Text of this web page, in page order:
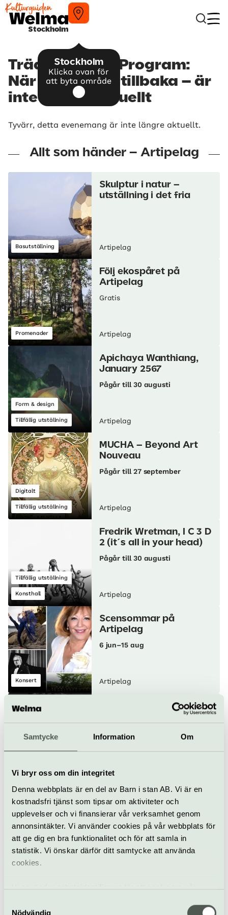
Samtycke Information Om
Vi bryr oss om din integritet
Denna webbplats är en del av Barn i stan AB. Vi är en
kostnadsfri tjänst som tipsar om aktiviteter och
upplevelser och vi finansierar vår verksamhet genom
annonsintäkter. Vi använder cookies på vår webbplats för
att ge dig en bra funktionalitet och för att samla in
statistik. Vi önskar därför ditt samtycke att använda
cookies.
Vi använder enhetsidentifierare för att analysera vår
samt tillhandahålla funktioner för sociala medier. Vi
Nödvändig
Stockholm
Stockholm
Klicka ovan för
att byta område
Träden talar – Program:
När skogen ler tillbaka – är
inte längre aktuellt
Tyvärr, detta evenemang är inte längre aktuellt.
Allt som händer – Artipelag
Basutställning
Skulptur i natur –
utställning i det fria
Artipelag
Promenader
Följ ekospåret på
Artipelag
Gratis
Artipelag
Form & design
Tillfällig utställning
Apichaya Wanthiang,
January 2567
Pågår till 30 augusti
Artipelag
Digitalt
Tillfällig utställning
MUCHA – Beyond Art
Nouveau
Pågår till 27 september
Artipelag
Tillfällig utställning
Konsthall
Fredrik Wretman, I C 3 D
2 (it´s all in your head)
Pågår till 30 augusti
Artipelag
Konsert
Scensommar på
Artipelag
6 jun–15 aug
Artipelag
Teater Utomhus
Eufori – Meidal läser
6 augusti
Artipelag
Liljedahl Nätspinnare
Gratis